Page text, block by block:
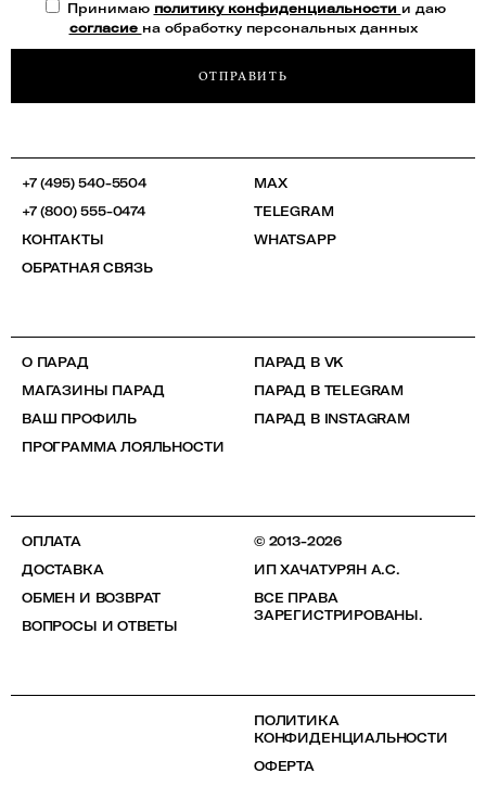
Принимаю политику конфиденциальности и даю
согласие на обработку персональных данных
ОТПРАВИТЬ
+7 (495) 540-5504
+7 (800) 555-0474
КОНТАКТЫ
ОБРАТНАЯ СВЯЗЬ
MAX
TELEGRAM
WHATSAPP
О ПАРАД
МАГАЗИНЫ ПАРАД
ВАШ ПРОФИЛЬ
ПРОГРАММА ЛОЯЛЬНОСТИ
ПАРАД В VK
ПАРАД В TELEGRAM
ПАРАД В INSTAGRAM
ОПЛАТА
ДОСТАВКА
ОБМЕН И ВОЗВРАТ
ВОПРОСЫ И ОТВЕТЫ
© 2013-2026
ИП ХАЧАТУРЯН А.С.
ВСЕ ПРАВА
ЗАРЕГИСТРИРОВАНЫ.
ПОЛИТИКА
КОНФИДЕНЦИАЛЬНОСТИ
ОФЕРТА